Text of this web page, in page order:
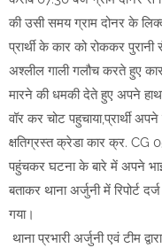
की उसी समय ग्राम दोनर के
प्रार्थी के कार को रोककर
अश्लील गाली गलौच करते हुए
मारने की धमकी देते हुए अपने
वॉर कर चोट पहुचाया,प्रार्थी
क्षतिग्रस्त क्रेडा कार क्र. CG
पहुंचकर घटना के बारे में अपने भाई
बताकर थाना अर्जुनी में रिपोर्ट
गया।
थाना प्रभारी अर्जुनी एवं टीम